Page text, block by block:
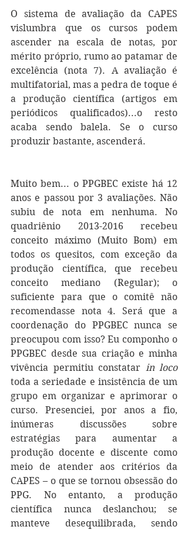
O sistema de avaliação da CAPES
vislumbra que os cursos podem
ascender na escala de notas, por
mérito próprio, rumo ao patamar de
excelência (nota 7). A avaliação é
multifatorial, mas a pedra de toque é
a produção científica (artigos em
periódicos qualificados)...o resto
acaba sendo balela. Se o curso
produzir bastante, ascenderá.
Muito bem... o PPGBEC existe há 12
anos e passou por 3 avaliações. Não
subiu de nota em nenhuma. No
quadriênio 2013-2016 recebeu
conceito máximo (Muito Bom) em
todos os quesitos, com exceção da
produção científica, que recebeu
conceito mediano (Regular); o
suficiente para que o comitê não
recomendasse nota 4. Será que a
coordenação do PPGBEC nunca se
preocupou com isso? Eu componho o
PPGBEC desde sua criação e minha
vivência permitiu constatar in loco
toda a seriedade e insistência de um
grupo em organizar e aprimorar o
curso. Presenciei, por anos a fio,
inúmeras discussões sobre
estratégias para aumentar a
produção docente e discente como
meio de atender aos critérios da
CAPES – o que se tornou obsessão do
PPG. No entanto, a produção
científica nunca deslanchou; se
manteve desequilibrada, sendo